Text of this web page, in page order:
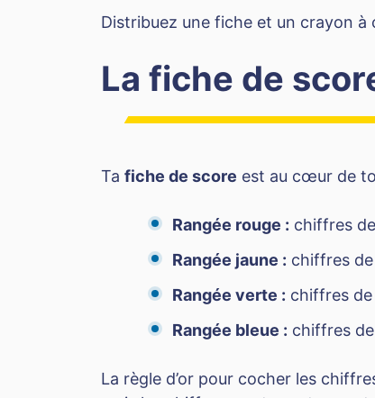
Distribuez une fiche et un crayon à
La fiche de
Ta fiche de score est au cœur de
Rangée rouge : chiffres
Rangée jaune : chiffres
Rangée verte : chiffres
Rangée bleue : chiffres
La règle d’or pour cocher les